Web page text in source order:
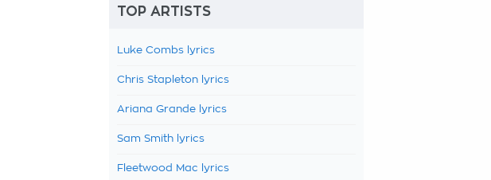
TOP ARTISTS
Luke Combs lyrics
Chris Stapleton lyrics
Ariana Grande lyrics
Sam Smith lyrics
Fleetwood Mac lyrics